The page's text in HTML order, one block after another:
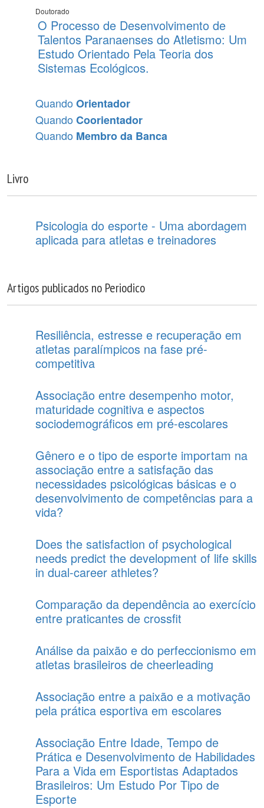
Doutorado
O Processo de Desenvolvimento de
Talentos Paranaenses do Atletismo: Um
Estudo Orientado Pela Teoria dos
Sistemas Ecológicos.
Quando Orientador
Quando Coorientador
Quando Membro da Banca
Livro
Psicologia do esporte - Uma abordagem
aplicada para atletas e treinadores
Artigos publicados no Periodico
Resiliência, estresse e recuperação em
atletas paralímpicos na fase pré-
competitiva
Associação entre desempenho motor,
maturidade cognitiva e aspectos
sociodemográficos em pré-escolares
Gênero e o tipo de esporte importam na
associação entre a satisfação das
necessidades psicológicas básicas e o
desenvolvimento de competências para a
vida?
Does the satisfaction of psychological
needs predict the development of life skills
in dual-career athletes?
Comparação da dependência ao exercício
entre praticantes de crossfit
Análise da paixão e do perfeccionismo em
atletas brasileiros de cheerleading
Associação entre a paixão e a motivação
pela prática esportiva em escolares
Associação Entre Idade, Tempo de
Prática e Desenvolvimento de Habilidades
Para a Vida em Esportistas Adaptados
Brasileiros: Um Estudo Por Tipo de
Esporte